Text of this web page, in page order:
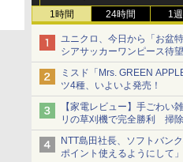
1時間 24時間 1
ユニクロ、今日から「お盆
シアサッカーワンピース待
ショーツは1990円に
ミスド「Mrs. GREEN
ツ4種、いよいよ発売！
【家電レビュー】手ごわい
リの草刈機で完全勝利 掃
NTT島田社長、ソフトバン
ポイント使えるようにして」